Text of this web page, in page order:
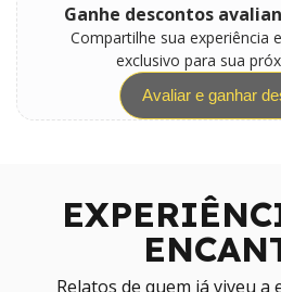
Ganhe descontos
Compartilhe sua experiência
exclusivo para sua
Avaliar e ganhar
Relatos de quem já viveu a